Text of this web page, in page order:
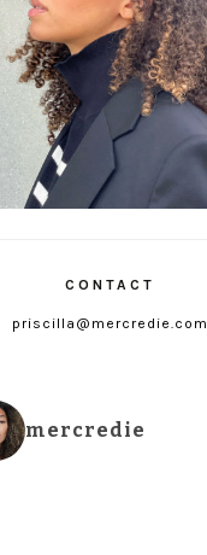
CONTACT
priscilla@mercredie.com
mercredie